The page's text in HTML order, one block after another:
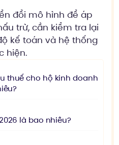
đổi mô hình để áp
trừ, cần kiểm tra lại
kế toán và hệ thống
hiện.
thuế cho hộ kinh doanh
là bao nhiêu?